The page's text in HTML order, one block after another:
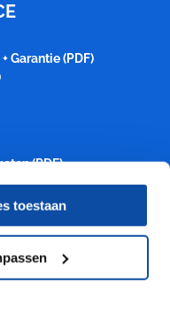
toestaan
Garantie (PDF)
(PDF)